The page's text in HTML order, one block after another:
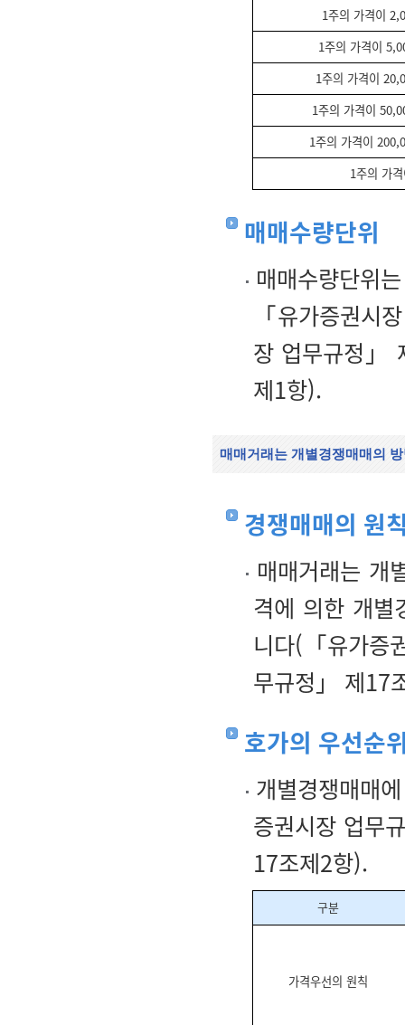
1주의 가격이
1주의 가격이
1주의 가격이
1주의 가격이
1주의 가격이
1주의 가
매매수량단위
매매수량단위
「유가증권시
장 업무규정」
제1항).
매매거래는 개별경쟁매매의
경쟁매매의 원
매매거래는 개
격에 의한 개별
니다(「유가증
무규정」 제17
호가의 우선순
개별경쟁매매
증권시장 업무
17조제2항).
구분
가격우선의 원칙